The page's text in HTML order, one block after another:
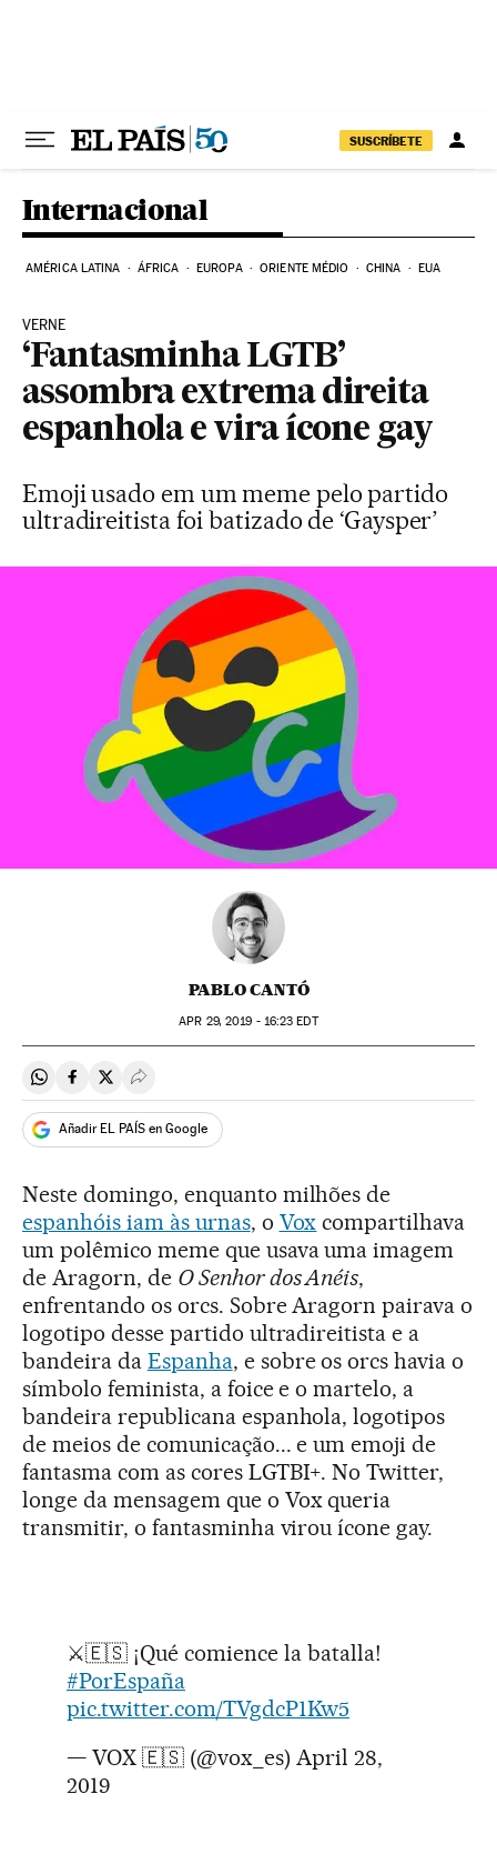
SUSCRÍBETE
Internacional
AMÉRICA LATINA ÁFRICA EUROPA ORIENTE MÉDIO CHINA EUA
VERNE
‘Fantasminha LGTB’
assombra extrema direita
espanhola e vira ícone gay
Emoji usado em um meme pelo partido
ultradireitista foi batizado de ‘Gaysper’
PABLO CANTÓ
APR 29, 2019 - 16:23 EDT
Compartir en Whatsapp
Compartir en Facebook
Compartir en Twitter
Desplegar Redes Sociales
Añadir EL PAÍS en Google
Neste domingo, enquanto milhões de
espanhóis iam às urnas, o Vox compartilhava
um polêmico meme que usava uma imagem
de Aragorn, de O Senhor dos Anéis,
enfrentando os orcs. Sobre Aragorn pairava o
logotipo desse partido ultradireitista e a
bandeira da Espanha, e sobre os orcs havia o
símbolo feminista, a foice e o martelo, a
bandeira republicana espanhola, logotipos
de meios de comunicação... e um emoji de
fantasma com as cores LGTBI+. No Twitter,
longe da mensagem que o Vox queria
transmitir, o fantasminha virou ícone gay.
⚔🇪🇸 ¡Qué comience la batalla!
#PorEspaña
pic.twitter.com/TVgdcP1Kw5
— VOX 🇪🇸 (@vox_es) April 28,
2019